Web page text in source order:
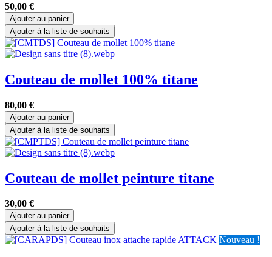
50,00 €
Ajouter au panier
Ajouter à la liste de souhaits
Couteau de mollet 100% titane
80,00 €
Ajouter au panier
Ajouter à la liste de souhaits
Couteau de mollet peinture titane
30,00 €
Ajouter au panier
Ajouter à la liste de souhaits
Nouveau !